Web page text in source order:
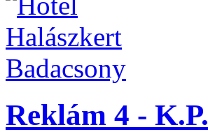
Reklám 4 - K.P.